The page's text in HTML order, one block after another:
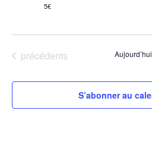
5€
Évènements
précédents Aujourd’hui
S’abonner au